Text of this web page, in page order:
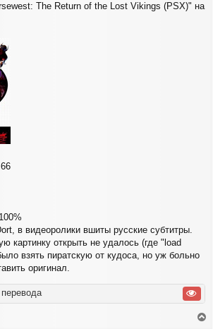
The Return of the Lost Vikings (PSX)" на
в видеоролики вшиты русские субтитры.
картинку открыть не удалось (где "load
взять пиратскую от кудоса, но уж больно
оригинал.